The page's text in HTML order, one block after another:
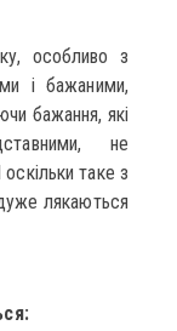
особливо з
і бажаними,
бажання, які
не
таке з
лякаються